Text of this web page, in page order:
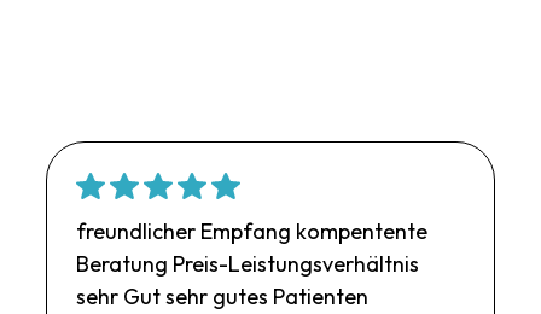
freundlicher Empfang kompentente
Beratung Preis-Leistungsverhältnis
sehr Gut sehr gutes Patienten